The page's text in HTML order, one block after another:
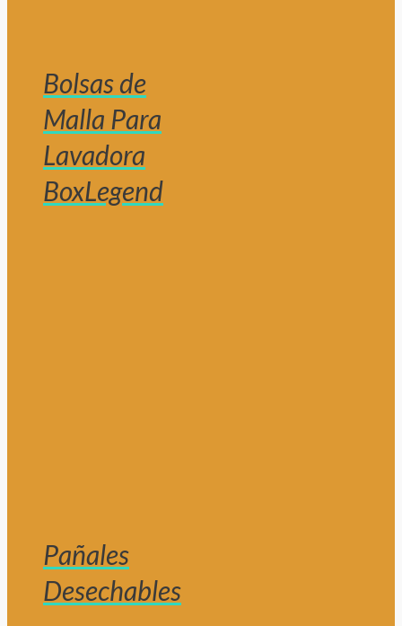
Bolsas de
Malla Para
Lavadora
BoxLegend
Pañales
Desechables